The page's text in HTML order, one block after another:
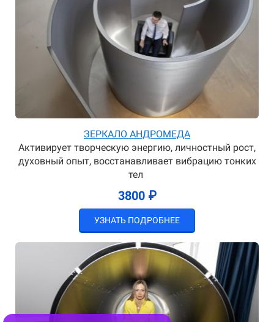
ЗЕРКАЛО АНДРОМЕДА
Активирует творческую энергию, личностный рост,
духовный опыт, восстанавливает вибрацию тонких
тел
3800 ₽
УЗНАТЬ ПОДРОБНЕЕ